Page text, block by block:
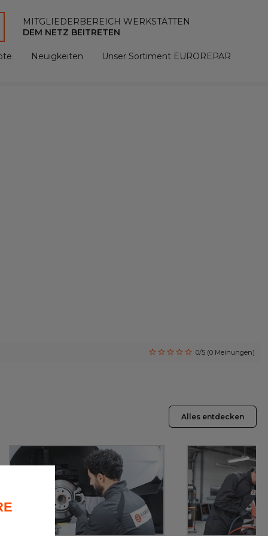
MITGLIEDERBEREICH WERKSTÄTTEN
DEM NETZ BEITRETEN
Neuigkeiten Unser Sortiment EUROREPAR
0/5 (0 Meinungen)
Alles entdecken